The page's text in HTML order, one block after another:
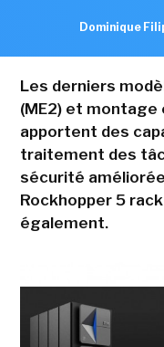
Dominique
Les derniers
(ME2) et montage
apportent des
traitement des
sécurité
Rockhopper 5
également.